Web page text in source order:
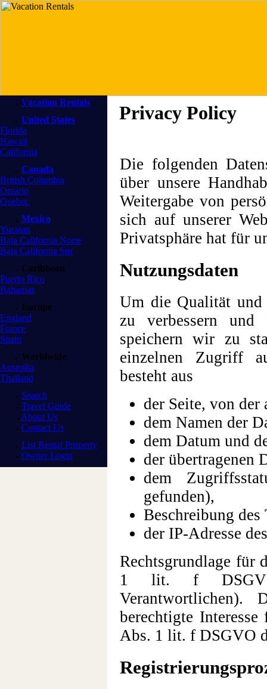
Privacy Policy
Die folgenden
über unsere
Weitergabe von
sich auf unserer
Privatsphäre hat für
Nutzungsdaten
Um die Qualität und
zu verbessern
speichern wir zu
einzelnen Zugriff
besteht aus
der Seite, von der
dem Namen der
dem Datum und
der übertragenen
dem
gefunden),
Beschreibung des
der IP-Adresse
Rechtsgrundlage für
1 lit. f DSGVO
berechtigte
Abs. 1 lit. f DSGVO
Vacation Rentals
United States
Florida
Hawaii
California
Canada
British Columbia
Ontario
Quebec
Mexico
Yucatan
Baja California Norte
Baja California Sur
Caribbean
Puerto Rico
Bahamas
Europe
England
France
Spain
Worldwide
Australia
Thailand
Search
Travel Guide
About Us
Contact Us
List Rental Property
Owner Login